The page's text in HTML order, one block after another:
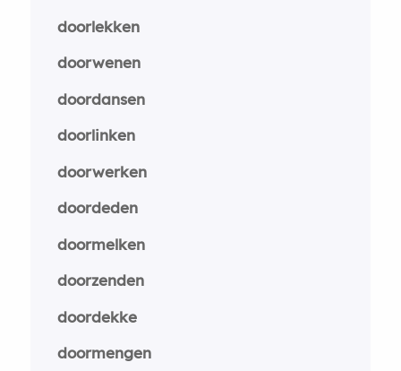
doorlekken
doorwenen
doordansen
doorlinken
doorwerken
doordeden
doormelken
doorzenden
doordekke
doormengen